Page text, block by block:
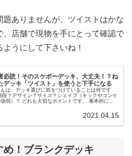
題ありませんが、ツイストはかな
、店舗で現物を手にとって確認で
うにして下さいね！
必読！そのスケボーデッキ、大丈夫！？ね
デッキ「ツイスト」を使うと下手になる
は、デッキ選びに気をつけていることは何です
段？デザイン？サイズ？シェイプ（キックやコンケ
弱）？ どれも大切なポイントです。 基本的に注
2021.04.15
め！ブランクデッキ